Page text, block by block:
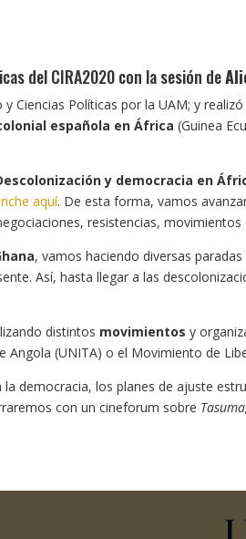
del CIRA2020 con la sesión de
Ciencias Políticas por la UAM; y
española en África (Guinea
y democracia en
aquí. De esta forma, vamos
resistencias,
, vamos haciendo diversas
Así, hasta llegar a las
distintos movimientos y
Angola (UNITA) o el Movimiento de
democracia, los planes de ajuste
con un cineforum sobre